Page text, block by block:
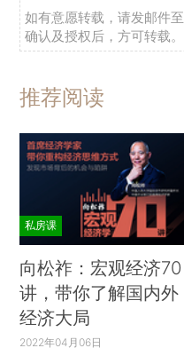
如有意愿转载，请发邮件至
确认及授权后，方可转载。
推荐阅读
私房课
向松祚：宏观经济70
讲，带你了解国内外
经济大局
2022年04月06日